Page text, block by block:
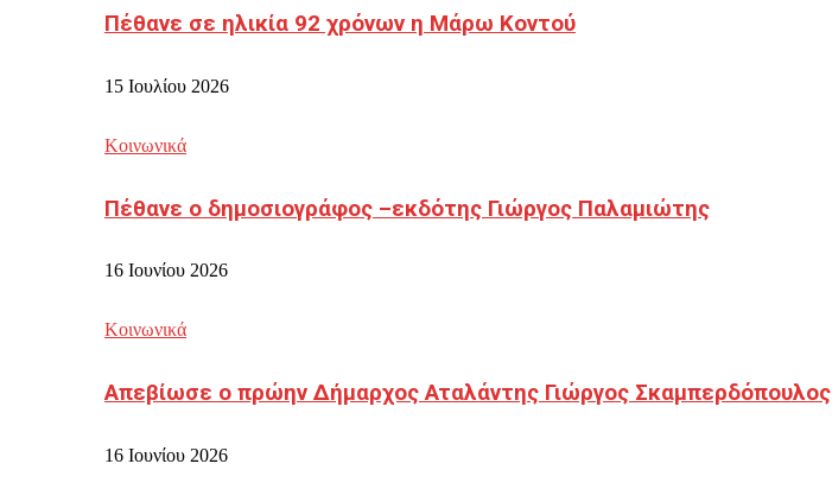
Πέθανε σε ηλικία 92 χρόνων η Μάρω Κοντού
15 Ιουλίου 2026
Κοινωνικά
Πέθανε ο δημοσιογράφος –εκδότης Γιώργος Παλαμιώτης
16 Ιουνίου 2026
Κοινωνικά
Απεβίωσε ο πρώην Δήμαρχος Αταλάντης Γιώργος Σκαμπερδόπουλος
16 Ιουνίου 2026